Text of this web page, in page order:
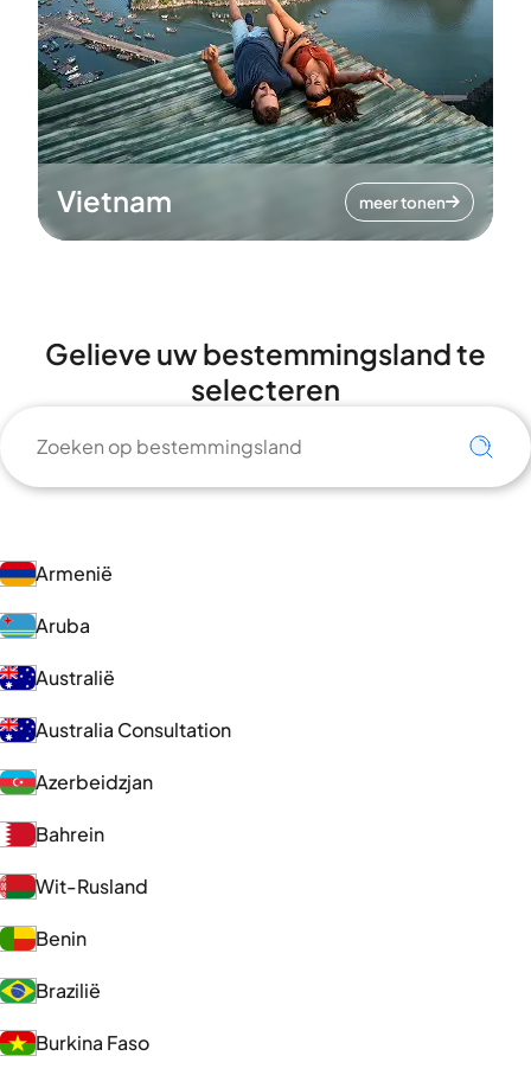
Vietnam meer tonen
Gelieve uw bestemmingsland te
selecteren
Armenië
Aruba
Australië
Australia Consultation
Azerbeidzjan
Bahrein
Wit-Rusland
Benin
Brazilië
Burkina Faso